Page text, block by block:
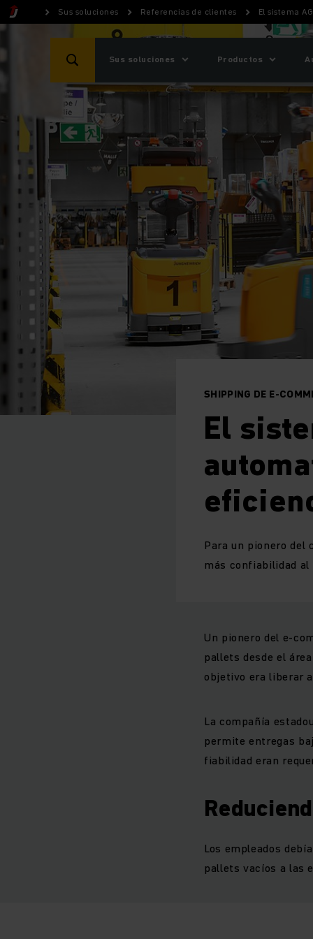
Sus soluciones Referencias de clientes El sistema
Sus soluciones Productos
SHIPPING DE E-
El
Para un pionero
más confiabilidad al
Un pionero del e-
pallets desde el
objetivo era liberar
La compañía
permite entregas
fiabilidad eran
Los empleados
pallets vacíos a las